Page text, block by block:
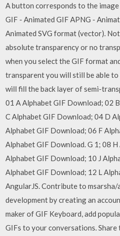
A button corresponds to the
GIF - Animated GIF APNG -
Animated SVG format (vector).
absolute transparency or no
when you select the GIF format
transparent you will still be able
will fill the back layer of semi-
01 A Alphabet GIF Download; 02
C Alphabet GIF Download; 04 D
Alphabet GIF Download; 06 F
Alphabet GIF Download. G 1; 08
Alphabet GIF Download; 10 J
Alphabet GIF Download; 12 L
AngularJS. Contribute to
development by creating an
maker of GIF Keyboard, add
GIFs to your conversations. Share